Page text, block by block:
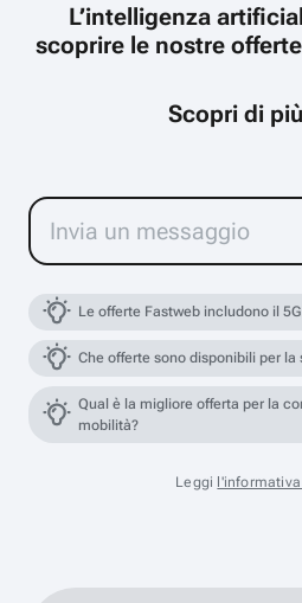
L’intelligenza
scoprire le nostre
Scopri di più
Le offerte Fastweb includono il
Che offerte sono disponibili per
Qual è la migliore offerta per la
mobilità?
Leggi l'informativa